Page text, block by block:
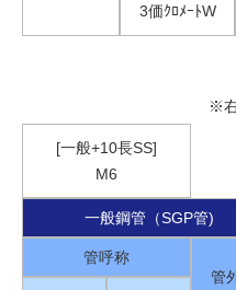
3価ｸﾛﾒｰﾄW
※
[一般+10長SS]
M6
一般鋼管（SGP管)
管呼称
管